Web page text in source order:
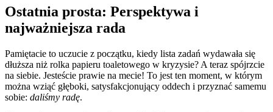
Ostatnia prosta: Perspektywa i
najważniejsza rada
Pamiętacie to uczucie z początku, kiedy lista zadań wydawała się
dłuższa niż rolka papieru toaletowego w kryzysie? A teraz spójrzcie
na siebie. Jesteście prawie na mecie! To jest ten moment, w którym
można wziąć głęboki, satysfakcjonujący oddech i przyznać samemu
sobie: daliśmy radę.